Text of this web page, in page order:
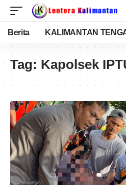
Berita KALIMANTAN
Tag: Kapolsek